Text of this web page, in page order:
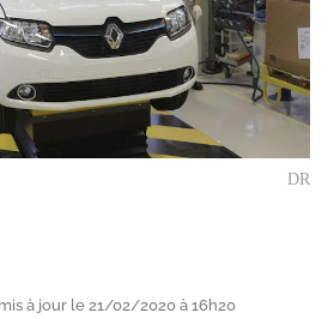
DR
à jour le 21/02/2020 à 16h20